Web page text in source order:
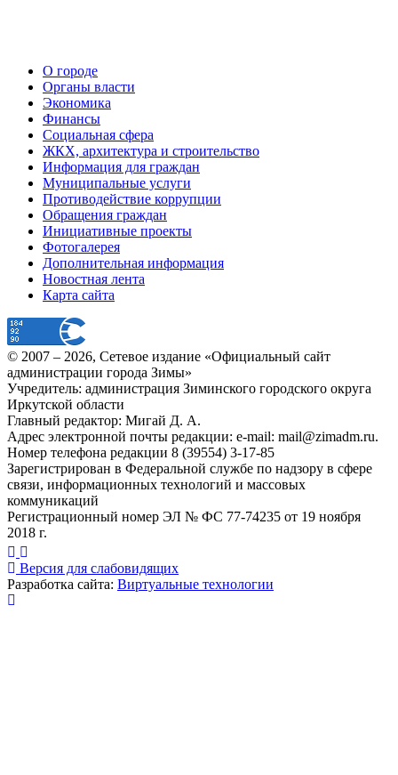
О городе
Органы власти
Экономика
Финансы
Социальная сфера
ЖКХ, архитектура и строительство
Информация для граждан
Муниципальные услуги
Противодействие коррупции
Обращения граждан
Инициативные проекты
Фотогалерея
Дополнительная информация
Новостная лента
Карта сайта
© 2007 – 2026, Сетевое издание «Официальный сайт
администрации города Зимы»
Учредитель: администрация Зиминского городского округа
Иркутской области
Главный редактор: Мигай Д. А.
Адрес электронной почты редакции: e-mail: mail@zimadm.ru.
Номер телефона редакции 8 (39554) 3-17-85
Зарегистрирован в Федеральной службе по надзору в сфере
связи, информационных технологий и массовых
коммуникаций
Регистрационный номер ЭЛ № ФС 77-74235 от 19 ноября
2018 г.
Версия для слабовидящих
Разработка сайта: Виртуальные технологии